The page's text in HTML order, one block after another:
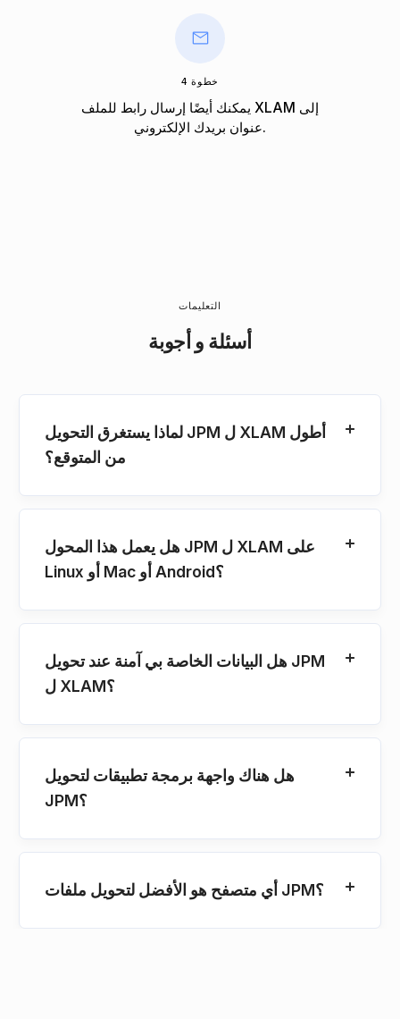
خطوة 4
يمكنك أيضًا إرسال رابط للملف XLAM إلى
عنوان بريدك الإلكتروني.
التعليمات
أسئلة و أجوبة
لماذا يستغرق التحويل JPM ل XLAM أطول
من المتوقع؟
هل يعمل هذا المحول JPM ل XLAM على
Linux أو Mac أو Android؟
هل البيانات الخاصة بي آمنة عند تحويل JPM
ل XLAM؟
هل هناك واجهة برمجة تطبيقات لتحويل
JPM؟
أي متصفح هو الأفضل لتحويل ملفات JPM؟